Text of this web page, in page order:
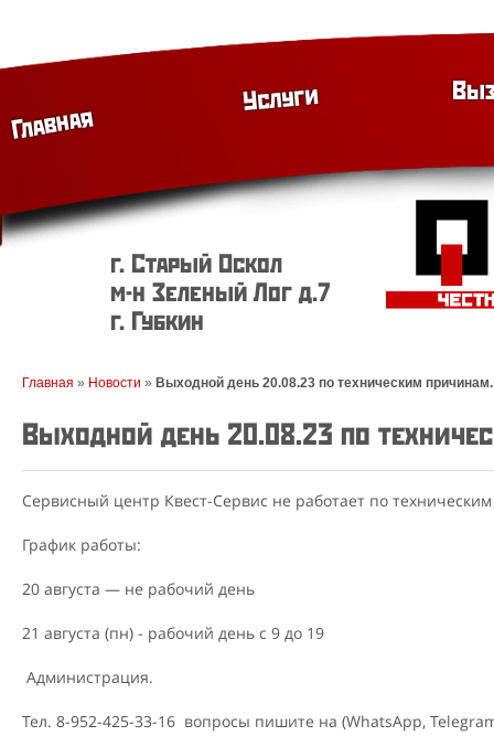
Главная
Услуги
г. Старый Оскол
м-н Зеленый Лог д.7
г. Губкин
Главная » Новости » Выходной день 20.08.23 по техническим причинам.
Выходной день 20.08.23 по
Сервисный центр Квест-Сервис не работает по
График работы:
20 августа — не рабочий день
21 августа (пн) - рабочий день с 9 до 19
Администрация.
Тел. 8-952-425-33-16 вопросы пишите на (WhatsApp,